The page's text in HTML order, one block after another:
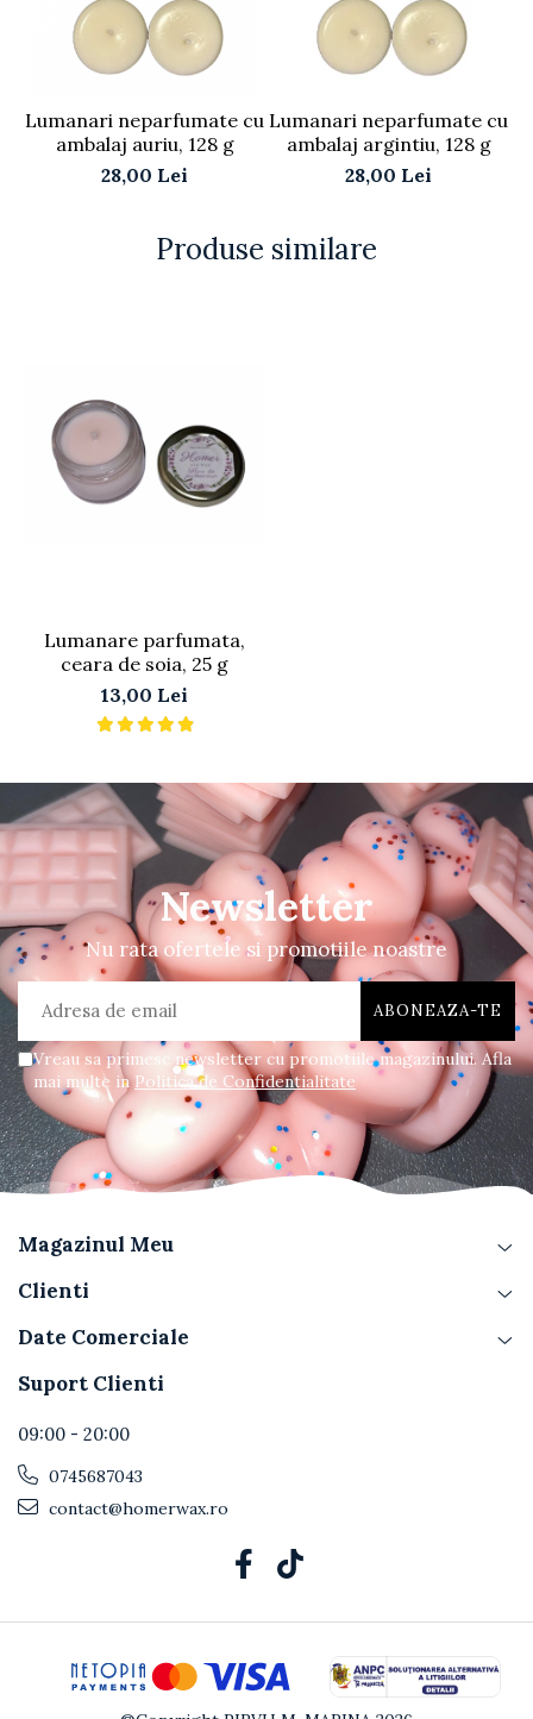
Lumanari neparfumate cu
ambalaj auriu, 128 g
28,00 Lei
Lumanari neparfumate cu
ambalaj argintiu, 128 g
28,00 Lei
Produse similare
Lumanare parfumata,
ceara de soia, 25 g
13,00 Lei
Newsletter
Nu rata ofertele si promotiile noastre
Vreau sa primesc newsletter cu promotiile magazinului. Afla
mai multe inPolitica de Confidentialitate
Magazinul Meu
Clienti
Date Comerciale
Suport Clienti
09:00 - 20:00
0745687043
contact@homerwax.ro